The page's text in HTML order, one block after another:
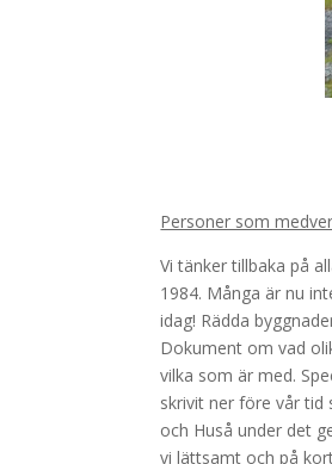
Personer som
Vi tänker tillbaka på
1984. Många är nu
idag! Rädda
Dokument om vad
vilka som är med.
skrivit ner före vår tid
och Huså under det
vi lättsamt och på